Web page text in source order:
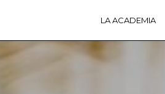
LA ACADEMIA
LA